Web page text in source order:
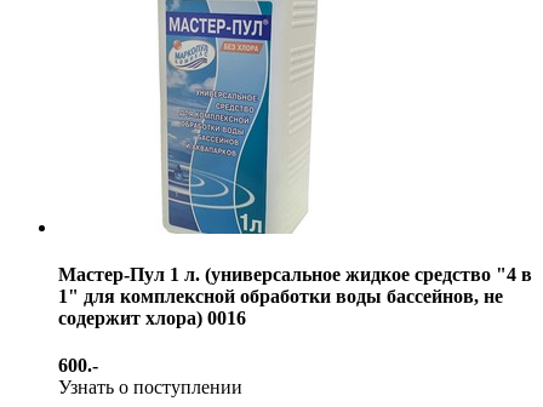
Мастер-Пул 1 л. (универсальное жидкое средство "4 в
1" для комплексной обработки воды бассейнов, не
содержит хлора) 0016
600.-
Узнать о поступлении